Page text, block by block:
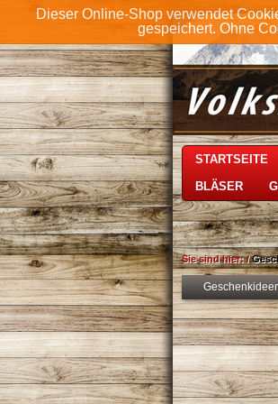
Dieser Online-Shop verwendet
gespeichert. Ohne
STARTSEITE
BLÄSER
Sie sind hier:/